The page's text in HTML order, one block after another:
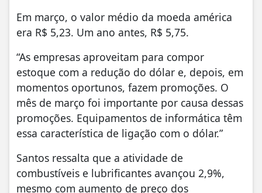
Em março, o valor médio da moeda américa
era R$ 5,23. Um ano antes, R$ 5,75.
“As empresas aproveitam para compor
estoque com a redução do dólar e, depois, em
momentos oportunos, fazem promoções. O
mês de março foi importante por causa dessas
promoções. Equipamentos de informática têm
essa característica de ligação com o dólar.”
Santos ressalta que a atividade de
combustíveis e lubrificantes avançou 2,9%,
mesmo com aumento de preço dos